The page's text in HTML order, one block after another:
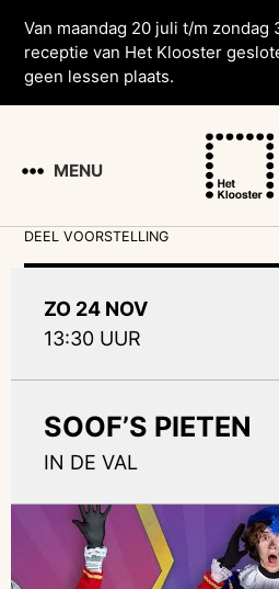
Van maandag 20 juli t/m zondag
receptie van Het Klooster
geen lessen plaats.
MENU
DEEL VOORSTELLING
ZO 24 NOV
13:30 UUR
SOOF’S PIETEN
IN DE VAL